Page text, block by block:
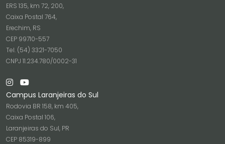
ERS 135, km 72, 200,
Caixa Postal 764,
Erechim, RS
CEP 99710-557
Tel. (54) 3321-7050
CNPJ 11.234.780/0002-31
Campus Laranjeiras do Sul
Rodovia BR 158, km 405,
Caixa Postal 106,
Laranjeiras do Sul, PR
CEP 85319-899